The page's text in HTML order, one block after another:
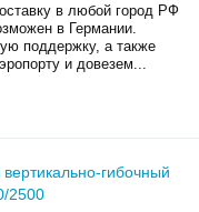
в любой город РФ
в Германии.
поддержку, а также
и довезем...
гибочный
2500